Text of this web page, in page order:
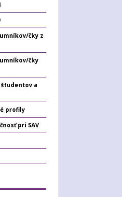
čky z
čky
a
profily
pri SAV